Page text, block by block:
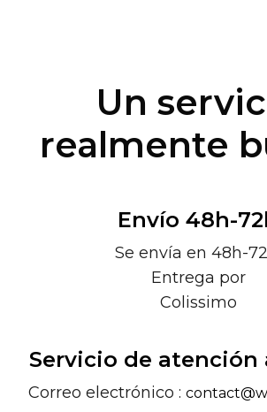
Un
realmente
Envío 48h-
Se envía en 48h-
Entrega por
Colissimo
Servicio de atención
Correo electrónico :